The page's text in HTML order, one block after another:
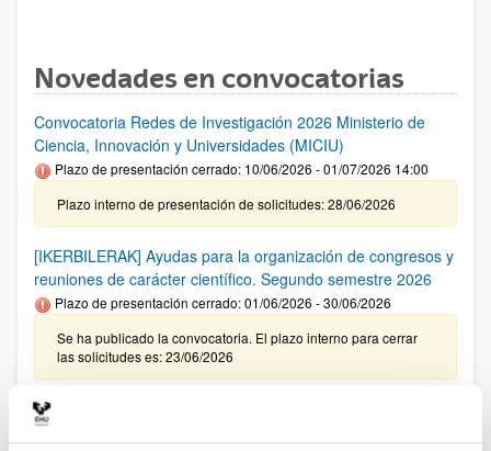
Novedades en convocatorias
Convocatoria Redes de Investigación 2026 Ministerio de
Ciencia, Innovación y Universidades (MICIU)
Plazo de presentación cerrado: 10/06/2026 - 01/07/2026 14:00
Plazo interno de presentación de solicitudes: 28/06/2026
[IKERBILERAK] Ayudas para la organización de congresos y
reuniones de carácter científico. Segundo semestre 2026
Plazo de presentación cerrado: 01/06/2026 - 30/06/2026
Se ha publicado la convocatoria. El plazo interno para cerrar
las solicitudes es: 23/06/2026
Ayudas del Programa Red Guipuzcoana de Ciencia,
Tecnología e Innovación 2026 (Zientzia Erein)